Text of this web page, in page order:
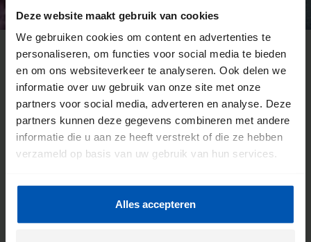
Deze website maakt gebruik van cookies
We gebruiken cookies om content en advertenties te
personaliseren, om functies voor social media te bieden
en om ons websiteverkeer te analyseren. Ook delen we
informatie over uw gebruik van onze site met onze
partners voor social media, adverteren en analyse. Deze
partners kunnen deze gegevens combineren met andere
informatie die u aan ze heeft verstrekt of die ze hebben
verzameld op basis van uw gebruik van hun services.
Alles accepteren
De voordelen van een Gazelle
fietsenwinkel
Daarom werken we intensief samen met onze fietsenwinkels.
tijd toe aan een onderhoudsbeurt? Ook dan kun je weer bij